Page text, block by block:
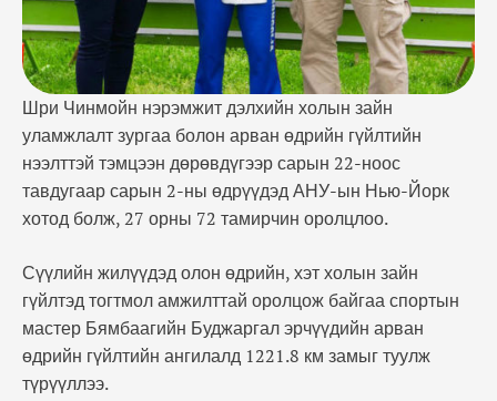
Шри Чинмойн нэрэмжит дэлхийн холын зайн
уламжлалт зургаа болон арван өдрийн гүйлтийн
нээлттэй тэмцээн дөрөвдүгээр сарын 22-ноос
тавдугаар сарын 2-ны өдрүүдэд АНУ-ын Нью-Йорк
хотод болж, 27 орны 72 тамирчин оролцлоо.
Сүүлийн жилүүдэд олон өдрийн, хэт холын зайн
гүйлтэд тогтмол амжилттай оролцож байгаа спортын
мастер Бямбаагийн Буджаргал эрчүүдийн арван
өдрийн гүйлтийн ангилалд 1221.8 км замыг туулж
түрүүллээ.